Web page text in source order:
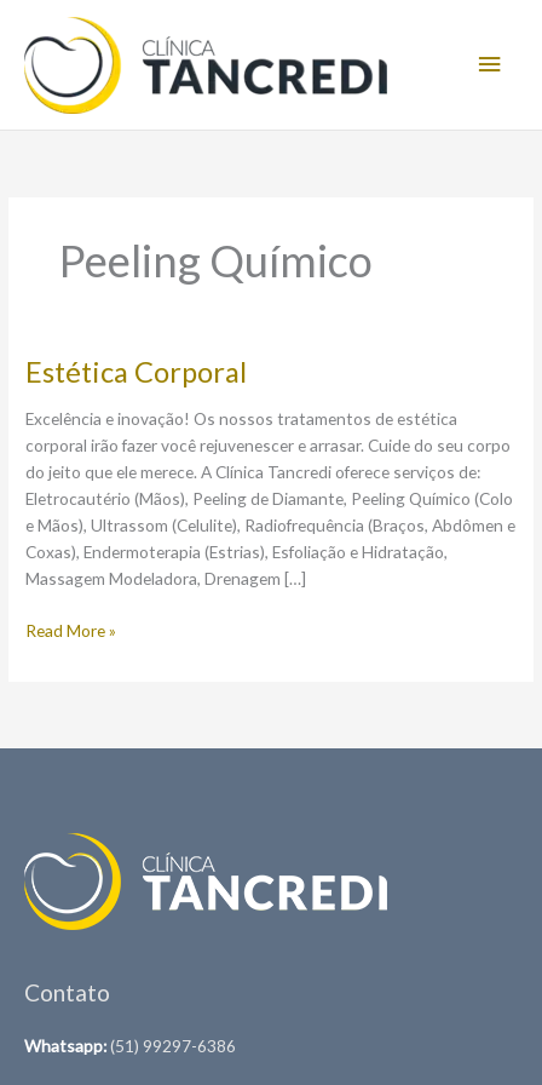
para
conteúdo
Peeling Químico
Estética Corporal
Excelência e inovação! Os nossos tratamentos de estética
corporal irão fazer você rejuvenescer e arrasar. Cuide do seu corpo
do jeito que ele merece. A Clínica Tancredi oferece serviços de:
Eletrocautério (Mãos), Peeling de Diamante, Peeling Químico (Colo
e Mãos), Ultrassom (Celulite), Radiofrequência (Braços, Abdômen e
Coxas), Endermoterapia (Estrias), Esfoliação e Hidratação,
Massagem Modeladora, Drenagem […]
Estética
Read More »
Contato
Whatsapp:(51) 99297-6386